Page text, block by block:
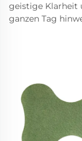
geistige Klarheit
ganzen Tag